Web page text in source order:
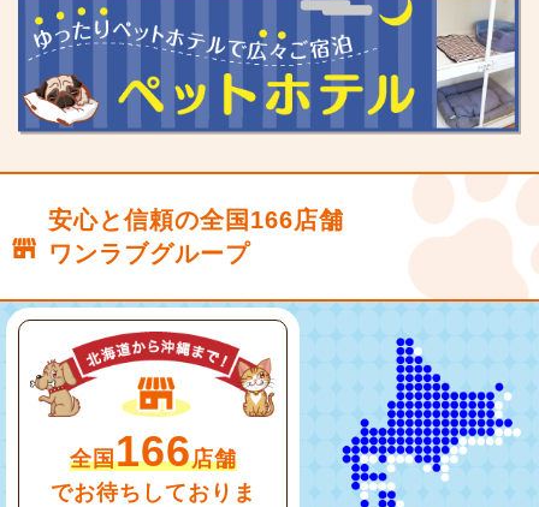
安心と信頼の全国166店舗
ワンラブグループ
全国166店舗
でお待ちしておりま